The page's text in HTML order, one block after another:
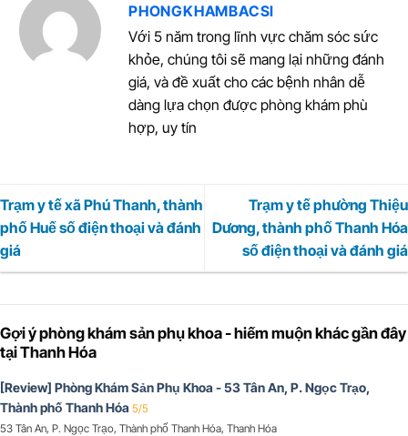
PHONGKHAMBACSI
Với 5 năm trong lĩnh vực chăm sóc sức
khỏe, chúng tôi sẽ mang lại những đánh
giá, và đề xuất cho các bệnh nhân dễ
dàng lựa chọn được phòng khám phù
hợp, uy tín
Trạm y tế xã Phú Thanh, thành
phố Huế số điện thoại và đánh
giá
Trạm y tế phường Thiệu
Dương, thành phố Thanh Hóa
số điện thoại và đánh giá
Gợi ý phòng khám sản phụ khoa - hiếm muộn khác gần đây
tại Thanh Hóa
[Review] Phòng Khám Sản Phụ Khoa - 53 Tân An, P. Ngọc Trạo,
Thành phố Thanh Hóa 5/5
53 Tân An, P. Ngọc Trạo, Thành phố Thanh Hóa, Thanh Hóa